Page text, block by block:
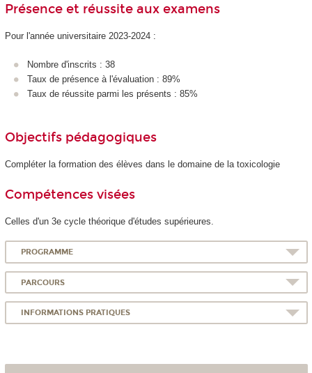
Présence et réussite aux examens
Pour l'année universitaire 2023-2024 :
Nombre d'inscrits : 38
Taux de présence à l'évaluation : 89%
Taux de réussite parmi les présents : 85%
Objectifs pédagogiques
Compléter la formation des élèves dans le domaine de la toxicologie
Compétences visées
Celles d'un 3e cycle théorique d'études supérieures.
PROGRAMME
PARCOURS
INFORMATIONS PRATIQUES